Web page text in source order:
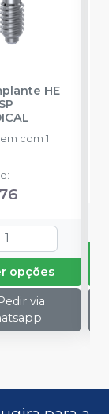
HE
com 1
:
opções
via